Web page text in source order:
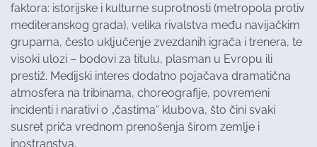
faktora: istorijske i kulturne suprotnosti (metropola protiv
mediteranskog grada), velika rivalstva među navijačkim
grupama, često uključenje zvezdanih igrača i trenera, te
visoki ulozi – bodovi za titulu, plasman u Evropu ili
prestiž. Medijski interes dodatno pojačava dramatična
atmosfera na tribinama, choreografije, povremeni
incidenti i narativi o „častima“ klubova, što čini svaki
susret priča vrednom prenošenja širom zemlje i
inostranstva.